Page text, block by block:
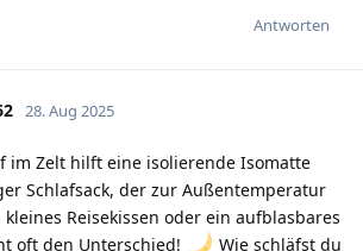
Antworten
28. Aug 2025
im Zelt hilft eine isolierende Isomatte
Schlafsack, der zur Außentemperatur
kleines Reisekissen oder ein aufblasbares
oft den Unterschied!
Wie schläfst du